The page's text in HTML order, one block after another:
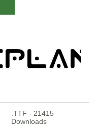
.TTF - 21415
Downloads